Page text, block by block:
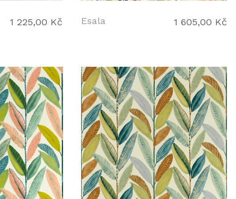
1 225,00 Kč Esala 1 605,00 Kč